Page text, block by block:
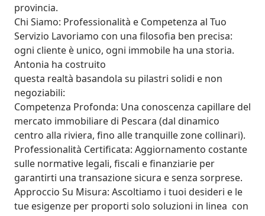
provincia.
Chi Siamo: Professionalità e Competenza al Tuo
Servizio Lavoriamo con una filosofia ben precisa:
ogni cliente è unico, ogni immobile ha una storia.
Antonia ha costruito
questa realtà basandola su pilastri solidi e non
negoziabili:
Competenza Profonda: Una conoscenza capillare del
mercato immobiliare di Pescara (dal dinamico
centro alla riviera, fino alle tranquille zone collinari).
Professionalità Certificata: Aggiornamento costante
sulle normative legali, fiscali e finanziarie per
garantirti una transazione sicura e senza sorprese.
Approccio Su Misura: Ascoltiamo i tuoi desideri e le
tue esigenze per proporti solo soluzioni in linea  con